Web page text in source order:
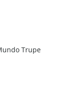
Trupe